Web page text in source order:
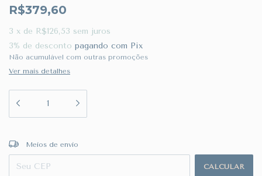
R$379,60
3 x de R$126,53 sem juros
3% de desconto pagando com Pix
Não acumulável com outras promoções
Ver mais detalhes
Entregas para o CEP:
Meios de envio
CALCULAR